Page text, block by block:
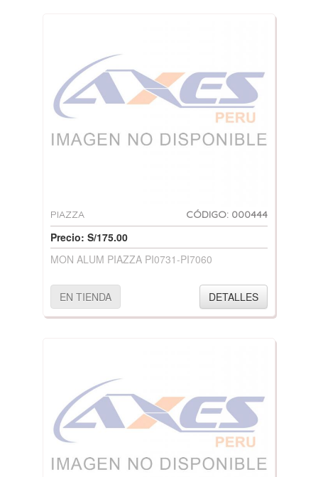
PIAZZA CÓDIGO: 000444
Precio: S/175.00
MON ALUM PIAZZA PI0731-PI7060
EN TIENDA DETALLES